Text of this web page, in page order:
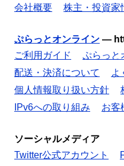
会社概要 株主・投資家
ぷらっとオンライン —
ご利用ガイド
ぷらっと
配送・決済について
よ
個人情報取り扱い方針
IPv6への取り組み
お客
ソーシャルメディア
Twitter公式アカウント